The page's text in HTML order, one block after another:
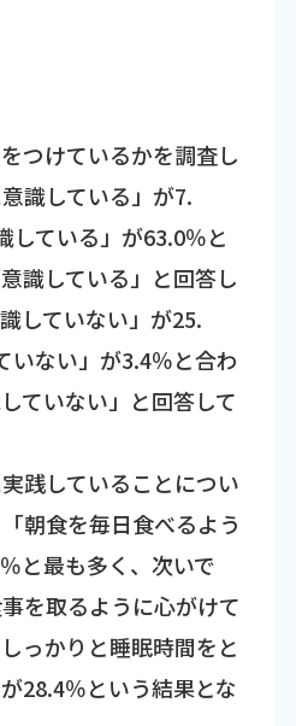
つけているかを調査し
識している」が7.
している」が63.0％と
識している」と回答し
していない」が25.
いない」が3.4％と合わ
ていない」と回答して
践していることについ
朝食を毎日食べるよう
と最も多く、次いで
を取るように心がけて
っかりと睡眠時間をと
28.4％という結果とな